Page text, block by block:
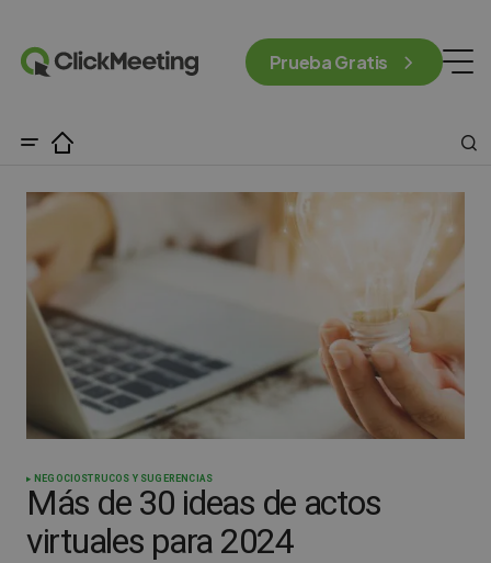
Prueba Gratis
NEGOCIOSTRUCOS Y SUGERENCIAS
Más de 30 ideas de actos
virtuales para 2024